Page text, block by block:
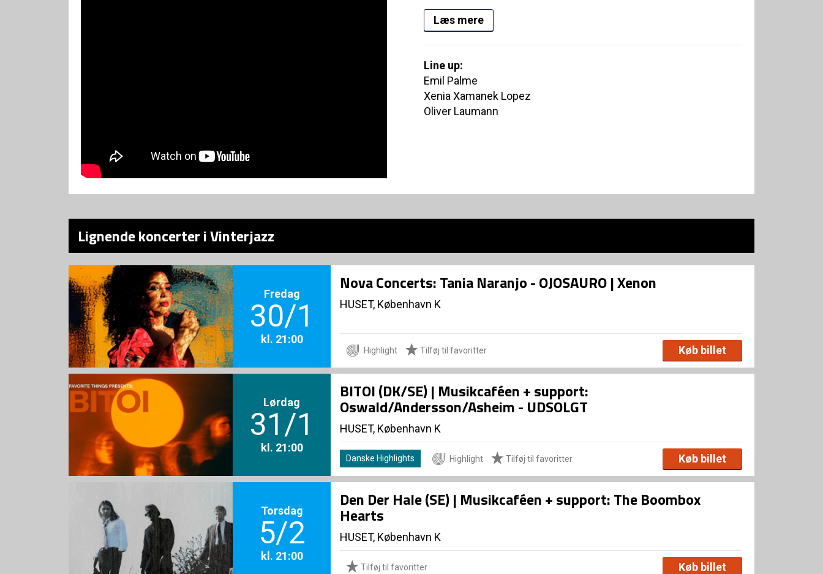
Læs mere
Line up:
Emil Palme
Xenia Xamanek Lopez
Oliver Laumann
Lignende koncerter i Vinterjazz
Fredag
30/1
kl. 21:00
Nova Concerts: Tania Naranjo - OJOSAURO | Xenon
HUSET, København K
Highlight Tilføj til favoritter Køb billet
Lørdag
31/1
kl. 21:00
BITOI (DK/SE) | Musikcaféen + support:
Oswald/Andersson/Asheim - UDSOLGT
HUSET, København K
Danske Highlights Highlight Tilføj til favoritter Køb billet
Torsdag
5/2
kl. 21:00
Den Der Hale (SE) | Musikcaféen + support: The Boombox
Hearts
HUSET, København K
Tilføj til favoritter Køb billet